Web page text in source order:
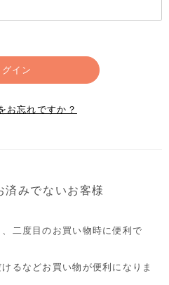
グイン
お忘れですか？
済みでないお客様
二度目のお買い物時に便利で
るなどお買い物が便利になりま